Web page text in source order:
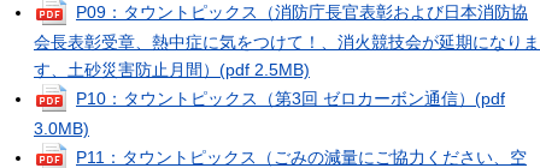
P09：タウントピックス（消防庁長官表彰および日本消防協
会長表彰受章、熱中症に気をつけて！、消火競技会が延期になりま
す、土砂災害防止月間） (pdf 2.5MB)
P10：タウントピックス（第3回 ゼロカーボン通信） (pdf
3.0MB)
P11：タウントピックス（ごみの減量にご協力ください、空